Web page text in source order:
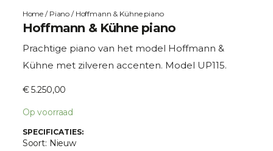
Home / Piano / Hoffmann & Kühne piano
Hoffmann & Kühne piano
Prachtige piano van het model Hoffmann &
Kühne met zilveren accenten. Model UP115.
€5.250,00
Op voorraad
SPECIFICATIES:
Soort: Nieuw